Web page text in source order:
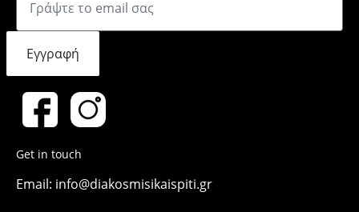
Εγγραφή
Get in touch
Email: info@diakosmisikaispiti.gr